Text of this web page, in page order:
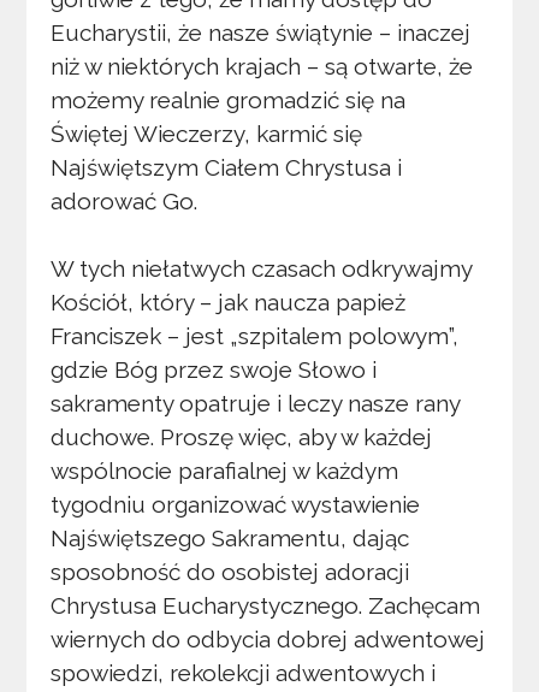
Eucharystii, że nasze świątynie – inaczej
niż w niektórych krajach – są otwarte, że
możemy realnie gromadzić się na
Świętej Wieczerzy, karmić się
Najświętszym Ciałem Chrystusa i
adorować Go.
W tych niełatwych czasach odkrywajmy
Kościół, który – jak naucza papież
Franciszek – jest „szpitalem polowym”,
gdzie Bóg przez swoje Słowo i
sakramenty opatruje i leczy nasze rany
duchowe. Proszę więc, aby w każdej
wspólnocie parafialnej w każdym
tygodniu organizować wystawienie
Najświętszego Sakramentu, dając
sposobność do osobistej adoracji
Chrystusa Eucharystycznego. Zachęcam
wiernych do odbycia dobrej adwentowej
spowiedzi, rekolekcji adwentowych i